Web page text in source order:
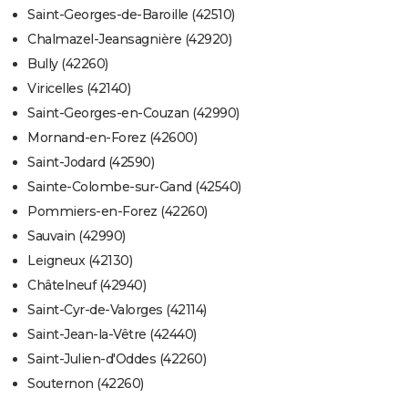
Saint-Georges-de-Baroille (42510)
Chalmazel-Jeansagnière (42920)
Bully (42260)
Viricelles (42140)
Saint-Georges-en-Couzan (42990)
Mornand-en-Forez (42600)
Saint-Jodard (42590)
Sainte-Colombe-sur-Gand (42540)
Pommiers-en-Forez (42260)
Sauvain (42990)
Leigneux (42130)
Châtelneuf (42940)
Saint-Cyr-de-Valorges (42114)
Saint-Jean-la-Vêtre (42440)
Saint-Julien-d'Oddes (42260)
Souternon (42260)